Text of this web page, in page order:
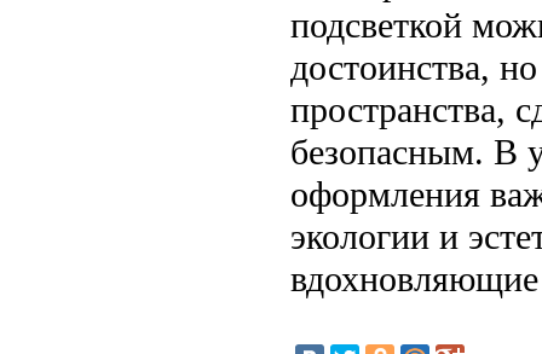
подсветкой
достоинства,
пространства,
безопасным. В
оформления
экологии и
вдохновляющие